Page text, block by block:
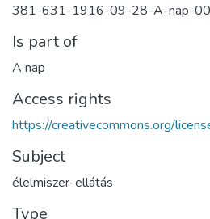
381-631-1916-09-28-A-nap-
Is part of
A nap
Access rights
https://creativecommons.org/
Subject
élelmiszer-ellátás
Type